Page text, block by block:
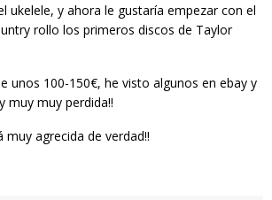
ukelele, y ahora le gustaría empezar con el
rollo los primeros discos de Taylor
unos 100-150€, he visto algunos en ebay y
muy muy perdida!!
muy agrecida de verdad!!